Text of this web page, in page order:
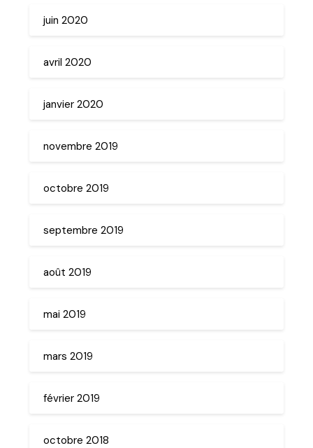
juin 2020
avril 2020
janvier 2020
novembre 2019
octobre 2019
septembre 2019
août 2019
mai 2019
mars 2019
février 2019
octobre 2018